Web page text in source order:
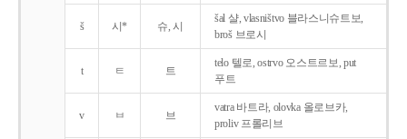
š 시* 슈, 시
šal 샬, vlasništvo 블라스니슈트보,
broš 브로시
t ㅌ 트
telo 텔로, ostrvo 오스트르보, put
푸트
v ㅂ 브
vatra 바트라, olovka 올로브카,
proliv 프롤리브